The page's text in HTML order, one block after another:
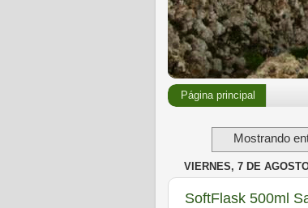
Página principal
Mostrando
VIERNES, 7 DE
SoftFlask 500ml